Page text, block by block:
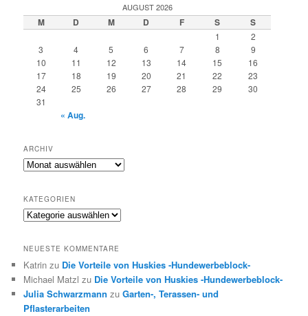
e
n
AUGUST 2026
M D M D F S S
1
2
3
4 5 6 7 8
9
10
11 12 13 14 15
16
17
18 19 20 21 22
23
24
25 26 27 28 29
30
31
« Aug.
ARCHIV
Archiv
KATEGORIEN
Kategorien
NEUESTE KOMMENTARE
Katrin zu Die Vorteile von Huskies -Hundewerbeblock-
Michael Matzl zu Die Vorteile von Huskies -Hundewerbeblock-
Julia Schwarzmann zuGarten-, Terassen- und
Pflasterarbeiten